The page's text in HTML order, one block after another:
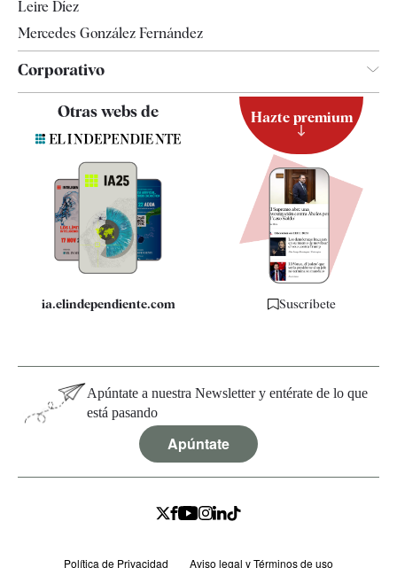
Leire Díez
Mercedes González Fernández
Corporativo
Quiénes somos
Especificaciones
Otras webs de
ia.elindependiente.com
Hazte premium
Suscríbete
Apúntate a nuestra Newsletter y entérate de lo que
está pasando
Apúntate
Política de Privacidad Aviso legal y Términos de uso